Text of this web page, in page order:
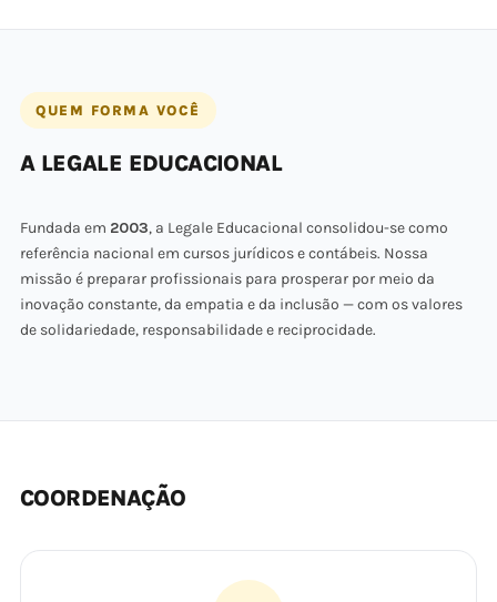
QUEM FORMA VOCÊ
A LEGALE EDUCACIONAL
Fundada em 2003, a Legale Educacional consolidou-se como
referência nacional em cursos jurídicos e contábeis. Nossa
missão é preparar profissionais para prosperar por meio da
inovação constante, da empatia e da inclusão — com os valores
de solidariedade, responsabilidade e reciprocidade.
COORDENAÇÃO